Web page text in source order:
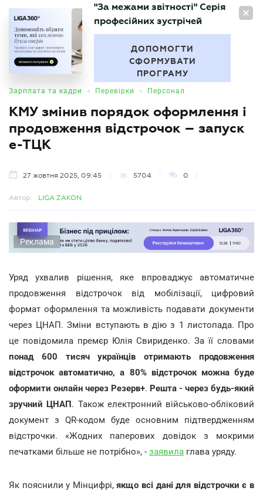
UA
БУХГАЛТЕР
"За межами звітності" Серія
професійних зустрічей
ДОПОМОГТИ
СФОРМУВАТИ
ПРОГРАМУ
Зарплата та кадри • Перевірки • Персонал
КМУ змінив порядок оформлення і
продовження відстрочок – запуск
е-ТЦК
27 жовтня 2025, 09:45 5704 0
Автор: LIGA ZAKON
Реклама
Уряд ухвалив рішення, яке впроваджує автоматичне
продовження відстрочок від мобілізації, цифровий
формат оформлення та можливість подавати документи
через ЦНАП. Зміни вступають в дію з 1 листопада. Про
це повідомила премєр Юлія Свириденко. За її словами
понад 600 тисяч українців отримають продовження
відстрочок автоматично, а 80% відстрочок можна буде
оформити онлайн через Резерв+. Решта - через будь-який
зручний ЦНАП. Також електронний військово-обліковий
документ з QR-кодом буде основним підтвердженням
відстрочки. «Жодних паперових довідок з мокрими
печатками більше не потрібно», - заявила глава уряду.
Як пояснили у Мінцифрі,якщо всі дані для відстрочки є в